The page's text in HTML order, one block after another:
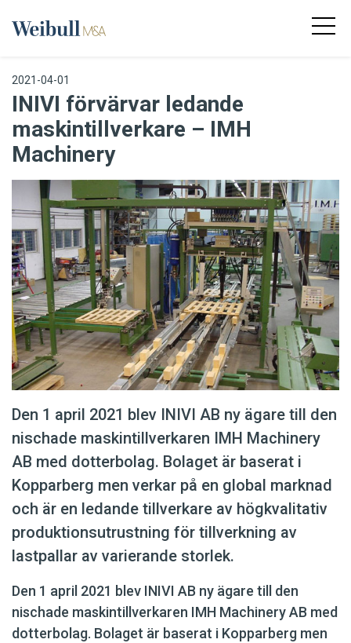
2021-04-01
INIVI förvärvar ledande
maskintillverkare – IMH
Machinery
Den 1 april 2021 blev INIVI AB ny ägare till den
nischade maskintillverkaren IMH Machinery
AB med dotterbolag. Bolaget är baserat i
Kopparberg men verkar på en global marknad
och är en ledande tillverkare av högkvalitativ
produktionsutrustning för tillverkning av
lastpallar av varierande storlek.
Den 1 april 2021 blev INIVI AB ny ägare till den
nischade maskintillverkaren IMH Machinery AB med
dotterbolag. Bolaget är baserat i Kopparberg men